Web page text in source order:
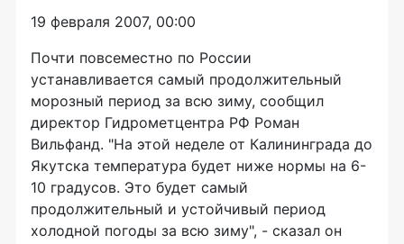
19 февраля 2007, 00:00
Почти повсеместно по России
устанавливается самый продолжительный
морозный период за всю зиму, сообщил
директор Гидрометцентра РФ Роман
Вильфанд. "На этой неделе от Калининграда до
Якутска температура будет ниже нормы на 6-
10 градусов. Это будет самый
продолжительный и устойчивый период
холодной погоды за всю зиму", - сказал он